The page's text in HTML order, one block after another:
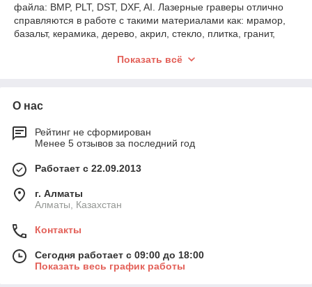
файла: BMP, PLT, DST, DXF, AI. Лазерные граверы отлично
справляются в работе с такими материалами как: мрамор,
базальт, керамика, дерево, акрил, стекло, плитка, гранит,
и других неметаллических материалах. Данные станки
производстве небольших моделей и прототипов. Прост в
управлении, не прихотлив в обслуживании.
Показать всё
О нас
Рейтинг не сформирован
Менее 5 отзывов за последний год
Работает с 22.09.2013
г. Алматы
Алматы, Казахстан
Контакты
Сегодня работает с 09:00 до 18:00
Показать весь график работы